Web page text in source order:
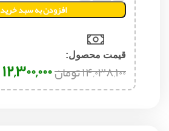
افزودن به سبد خرید
قیمت محصول:​
۱۴,۰۳۸,۱۰۰تومان۱۲,۳۰۰,۰۰۰